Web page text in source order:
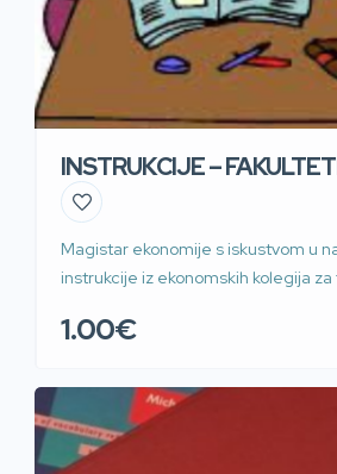
INSTRUKCIJE –
OSNOVNA ŠKOLA
Magistar ekonomije s iskustvom u
instrukcije iz ekonomskih kolegija
Omiš) – uživo, cijela Hrvatska –
osnovne i srednje škole. Nudim
državnu maturu iz navedenih
1.00€